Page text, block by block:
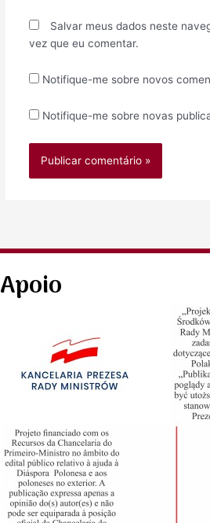
Salvar meus dados neste
vez que eu comentar.
Notifique-me sobre novos
Notifique-me sobre novas
Apoio